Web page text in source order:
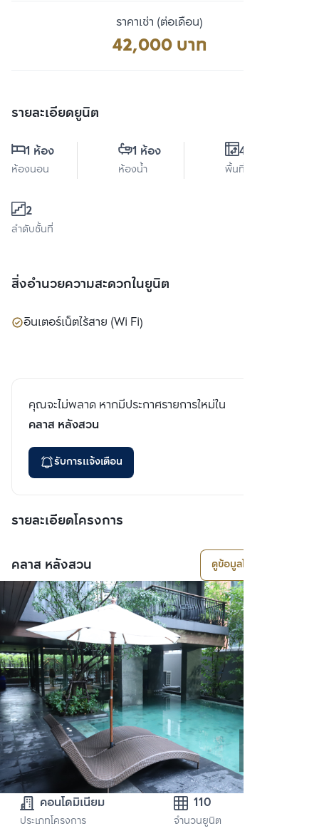
ราคาเช่า (ต่อเดือน)
42,000 บาท
รายละเอียดยูนิต
1 ห้อง
ห้องนอน
1 ห้อง
ห้องน้ำ
45 ตร.ม.
พื้นที่ใช้สอย
2
ลำดับชั้นที่
สิ่งอำนวยความสะดวกในยูนิต
อินเตอร์เน็ตไร้สาย (Wi Fi)
คุณจะไม่พลาด หากมีประกาศรายการใหม่ใน
คลาส หลังสวน
รับการแจ้งเตือน
รายละเอียดโครงการ
คลาส หลังสวน ดูข้อมูลโครงการ
คอนโดมิเนียม
ประเภทโครงการ
110
จำนวนยูนิต